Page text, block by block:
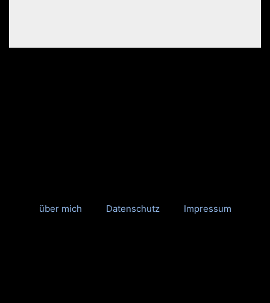
über mich Datenschutz Impressum